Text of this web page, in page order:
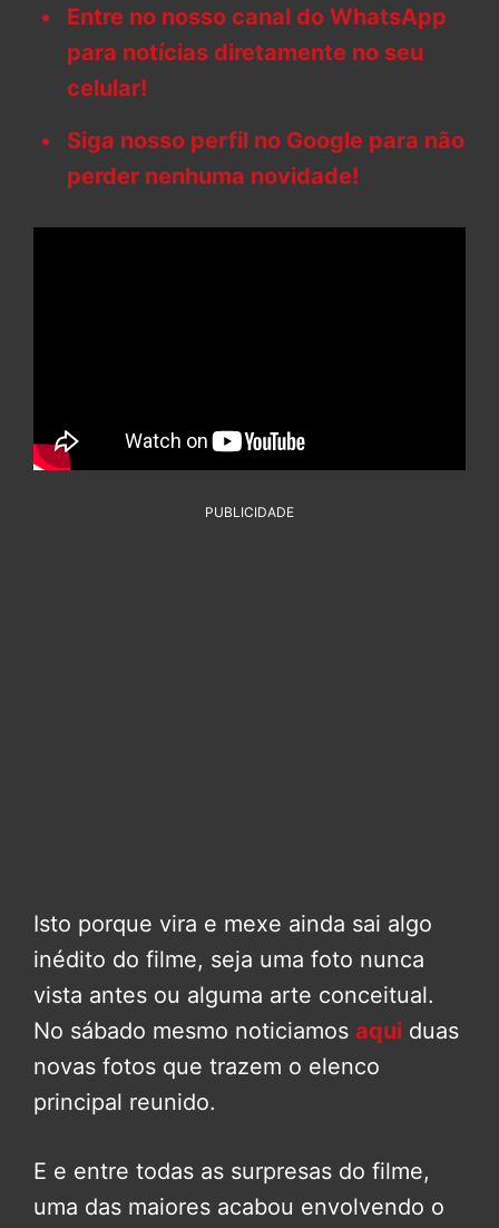
Entre no nosso canal do WhatsApp
para notícias diretamente no seu
celular!
Siga nosso perfil no Google para não
perder nenhuma novidade!
PUBLICIDADE
Isto porque vira e mexe ainda sai algo
inédito do filme, seja uma foto nunca
vista antes ou alguma arte conceitual.
No sábado mesmo noticiamos aqui duas
novas fotos que trazem o elenco
principal reunido.
E e entre todas as surpresas do filme,
uma das maiores acabou envolvendo o